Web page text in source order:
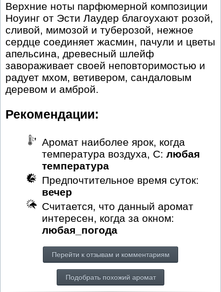
Верхние ноты парфюмерной композиции
Ноуинг от Эсти Лаудер благоухают розой,
сливой, мимозой и туберозой, нежное
сердце соединяет жасмин, пачули и цветы
апельсина, древесный шлейф
завораживает своей неповторимостью и
радует мхом, ветивером, сандаловым
деревом и амброй.
Рекомендации:
Аромат наиболее ярок, когда
температура воздуха, С: любая
температура
Предпочтительное время суток:
вечер
Считается, что данный аромат
интересен, когда за окном:
любая_погода
Перейти к отзывам и комментариям
Подобрать похожий аромат